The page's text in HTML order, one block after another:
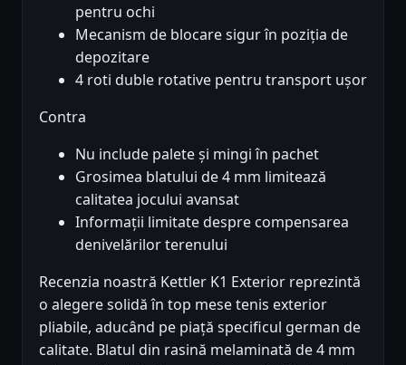
pentru ochi
Mecanism de blocare sigur în poziția de
depozitare
4 roti duble rotative pentru transport ușor
Contra
Nu include palete și mingi în pachet
Grosimea blatului de 4 mm limitează
calitatea jocului avansat
Informații limitate despre compensarea
denivelărilor terenului
Recenzia noastră Kettler K1 Exterior reprezintă
o alegere solidă în top mese tenis exterior
pliabile, aducând pe piață specificul german de
calitate. Blatul din rasină melaminată de 4 mm